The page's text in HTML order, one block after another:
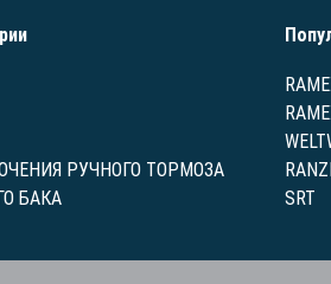
РУЧНОГО ТОРМОЗА
БАКА
SRT